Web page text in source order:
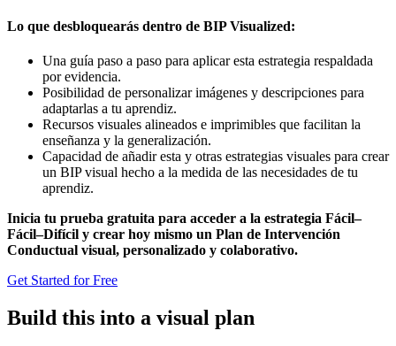
Lo que desbloquearás dentro de BIP Visualized:
Una guía paso a paso para aplicar esta estrategia respaldada
por evidencia.
Posibilidad de personalizar imágenes y descripciones para
adaptarlas a tu aprendiz.
Recursos visuales alineados e imprimibles que facilitan la
enseñanza y la generalización.
Capacidad de añadir esta y otras estrategias visuales para crear
un BIP visual hecho a la medida de las necesidades de tu
aprendiz.
Inicia tu prueba gratuita para acceder a la estrategia Fácil–
Fácil–Difícil y crear hoy mismo un Plan de Intervención
Conductual visual, personalizado y colaborativo.
Get Started for Free
Build this into a visual plan